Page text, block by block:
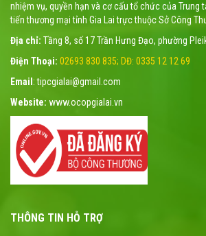
nhiệm vụ, quyền hạn và cơ cấu tổ chức của Trung
tiến thương mại tỉnh Gia Lai trực thuộc Sở Công
Địa chỉ: Tầng 8, số 17 Trần Hưng Đạo, phường
Điện Thoại: 02693 830 835; DĐ: 0335 12 12 69
Email : tipcgialai@gmail.com
Website: www.ocopgialai.vn
THÔNG TIN HỖ TRỢ